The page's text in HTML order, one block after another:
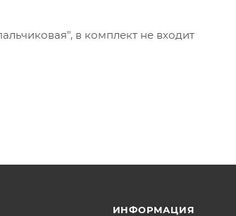
в комплект не входит
ИНФОРМАЦИЯ